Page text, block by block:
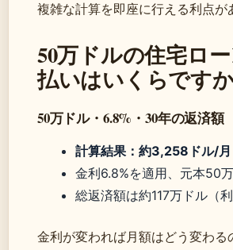
複雑な計算を即座に行える利点が
50万ドルの住宅ロ
払いはいくらです
50万ドル・6.8%・30年の返済額
計算結果：約3,258ドル/月
金利6.8%を適用、元本50
総返済額は約117万ドル（
金利が変われば月額はどう変わる